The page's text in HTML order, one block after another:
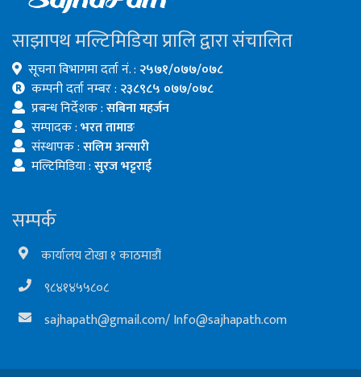
साझापथ मल्टिमिडिया प्रालि द्वारा संचालित
सूचना विभागमा दर्ता नं. : २५७१/०७७/०७८
कम्पनी दर्ता नम्बर : २३८९८५ ०७७/०७८
प्रबन्ध निर्देशक :सबिना महर्जन
सम्पादक :भरत तामाङ
संस्थापक :सलिम अन्सारी
मल्टिमिडिया :सुरज भट्टराई
सम्पर्क
कार्यालय टोखा १ काठमाडौं
९८४१४५५८०८
sajhapath@gmail.com/Info@sajhapath.com